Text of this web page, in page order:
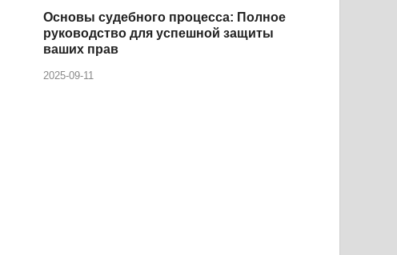
Основы судебного процесса: Полное
руководство для успешной защиты
ваших прав
2025-09-11